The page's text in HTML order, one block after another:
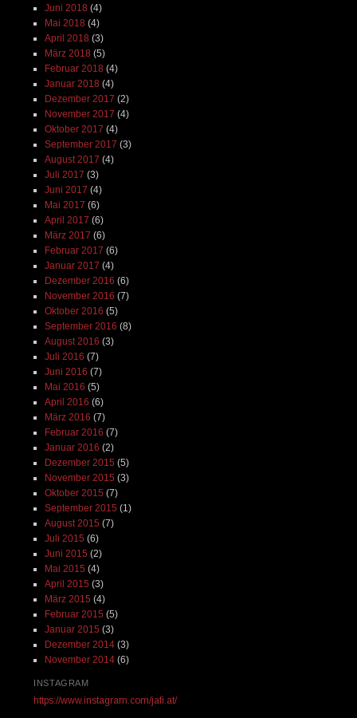
Juni 2018 (4)
Mai 2018 (4)
April 2018 (3)
März 2018 (5)
Februar 2018 (4)
Januar 2018 (4)
Dezember 2017 (2)
November 2017 (4)
Oktober 2017 (4)
September 2017 (3)
August 2017 (4)
Juli 2017 (3)
Juni 2017 (4)
Mai 2017 (6)
April 2017 (6)
März 2017 (6)
Februar 2017 (6)
Januar 2017 (4)
Dezember 2016 (6)
November 2016 (7)
Oktober 2016 (5)
September 2016 (8)
August 2016 (3)
Juli 2016 (7)
Juni 2016 (7)
Mai 2016 (5)
April 2016 (6)
März 2016 (7)
Februar 2016 (7)
Januar 2016 (2)
Dezember 2015 (5)
November 2015 (3)
Oktober 2015 (7)
September 2015 (1)
August 2015 (7)
Juli 2015 (6)
Juni 2015 (2)
Mai 2015 (4)
April 2015 (3)
März 2015 (4)
Februar 2015 (5)
Januar 2015 (3)
Dezember 2014(3)
November 2014(6)
INSTAGRAM
https://www.instagram.com/jafi.at/